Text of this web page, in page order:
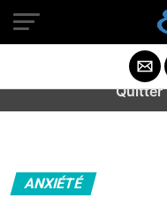
Warning
: preg_match():
/home/u589487443/
content/plugins/idev-
ANXIÉTÉ
Quitter